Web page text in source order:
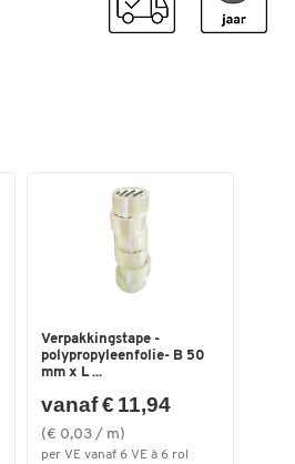
Verpakkingstape -
polypropyleenfolie- B 50
mm x L ...
vanaf € 11,94
(€ 0,03 / m)
per VE vanaf 6 VE à 6 rol